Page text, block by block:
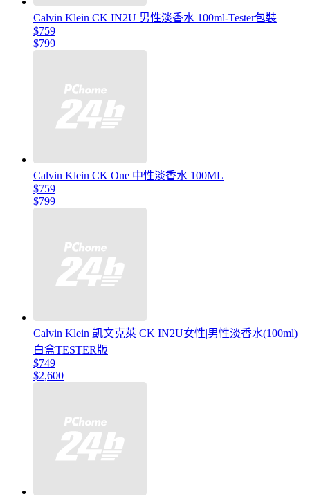
Calvin Klein CK IN2U 男性淡香水 100ml-Tester包裝
$759
$799
Calvin Klein CK One 中性淡香水 100ML
$759
$799
Calvin Klein 凱文克萊 CK IN2U女性|男性淡香水(100ml)
白盒TESTER版
$749
$2,600